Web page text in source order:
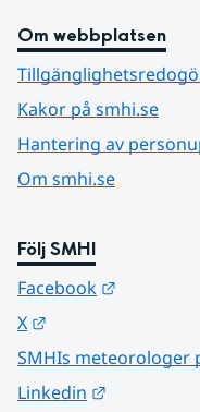
Om webbplatsen
Kakor på smhi.se
Hantering av
Om smhi.se
Följ SMHI
Facebook
X
SMHIs meteorologer
Linkedin